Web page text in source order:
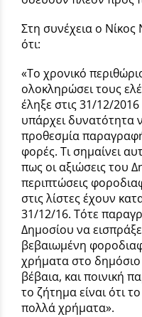
Στη συνέχεια ο Νίκος
ότι:
«Το χρονικό
ολοκληρώσει τους
έληξε στις 31/12/2016
υπάρχει δυνατότητα
προθεσμία
φορές. Τι σημαίνει
πως οι αξιώσεις του
περιπτώσεις
στις λίστες έχουν
31/12/16. Τότε
Δημοσίου να
βεβαιωμένη
χρήματα στο δημόσιο
βέβαια, και ποινική
το ζήτημα είναι ότι
πολλά χρήματα».